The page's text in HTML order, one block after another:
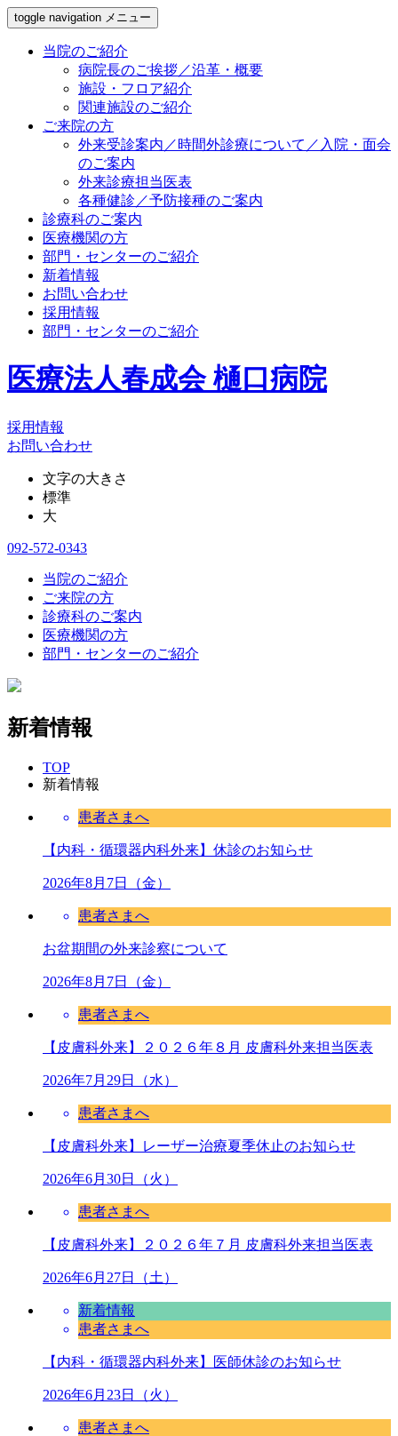
toggle navigation メニュー
当院のご紹介
病院長のご挨拶／沿革・概要
施設・フロア紹介
関連施設のご紹介
ご来院の方
外来受診案内／時間外診療について／入院・面会
のご案内
外来診療担当医表
各種健診／予防接種のご案内
診療科のご案内
医療機関の方
部門・センターのご紹介
新着情報
お問い合わせ
採用情報
部門・センターのご紹介
医療法人春成会 樋口病院
採用情報
お問い合わせ
文字の大きさ
標準
大
092-572-0343
当院のご紹介
ご来院の方
診療科のご案内
医療機関の方
部門・センターのご紹介
新着情報
TOP
新着情報
患者さまへ
【内科・循環器内科外来】休診のお知らせ
2026年8月7日（金）
患者さまへ
お盆期間の外来診察について
2026年8月7日（金）
患者さまへ
【皮膚科外来】２０２６年８月 皮膚科外来担当医表
2026年7月29日（水）
患者さまへ
【皮膚科外来】レーザー治療夏季休止のお知らせ
2026年6月30日（火）
患者さまへ
【皮膚科外来】２０２６年７月 皮膚科外来担当医表
2026年6月27日（土）
新着情報
患者さまへ
【内科・循環器内科外来】医師休診のお知らせ
2026年6月23日（火）
患者さまへ